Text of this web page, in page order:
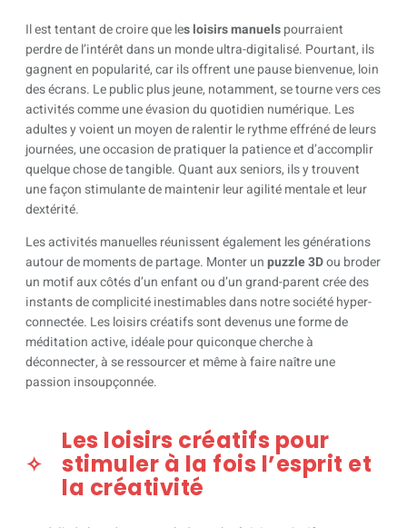
Il est tentant de croire que les loisirs manuelspourraient
perdre de l’intérêt dans un monde ultra-digitalisé. Pourtant, ils
gagnent en popularité, car ils offrent une pause bienvenue, loin
des écrans. Le public plus jeune, notamment, se tourne vers ces
activités comme une évasion du quotidien numérique. Les
adultes y voient un moyen de ralentir le rythme effréné de leurs
journées, une occasion de pratiquer la patience et d’accomplir
quelque chose de tangible. Quant aux seniors, ils y trouvent
une façon stimulante de maintenir leur agilité mentale et leur
dextérité.
Les activités manuelles réunissent également les générations
autour de moments de partage. Monter unpuzzle 3Dou broder
un motif aux côtés d’un enfant ou d’un grand-parent crée des
instants de complicité inestimables dans notre société hyper-
connectée. Les loisirs créatifs sont devenus une forme de
méditation active, idéale pour quiconque cherche à
déconnecter, à se ressourcer et même à faire naître une
passion insoupçonnée.
Les loisirs créatifs pour
stimuler à la fois l’esprit et
la créativité